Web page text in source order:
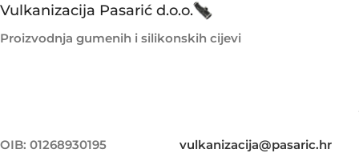
Vulkanizacija Pasarić d.o.o.
Proizvodnja gumenih i silikonskih cijevi
OIB: 01268930195
vulkanizacija@pasaric.hr